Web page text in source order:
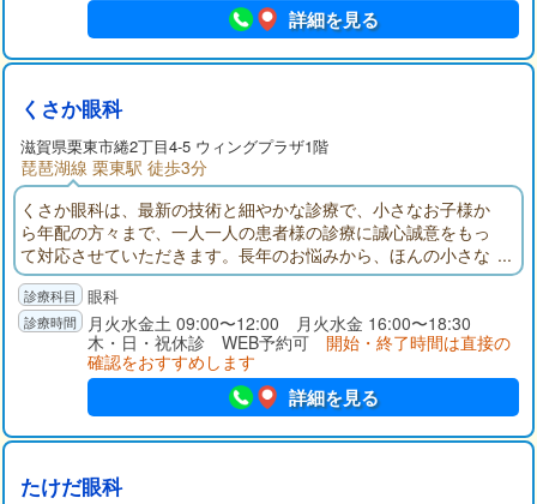
詳細を見る
くさか眼科
滋賀県栗東市綣2丁目4-5 ウィングプラザ1階
琵琶湖線 栗東駅 徒歩3分
くさか眼科は、最新の技術と細やかな診療で、小さなお子様か
ら年配の方々まで、一人一人の患者様の診療に誠心誠意をもっ
て対応させていただきます。長年のお悩みから、ほんの小さな
目の違和感でも安心してご相談いただけるアットホームな眼科
です。メガネの処方のほか、緑内障・白内障・ドライアイ・結
膜炎治療など、どんなことでもお気軽にご来院ください。
眼科
月火水金土 09:00〜12:00 月火水金 16:00〜18:30
木・日・祝休診 WEB予約可 開始・終了時間は直接の
確認をおすすめします
詳細を見る
たけだ眼科